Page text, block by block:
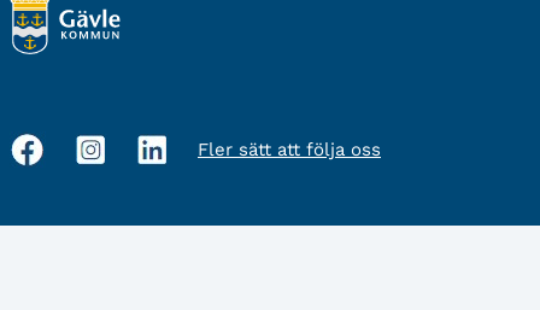
Sociala
Fler sätt att följa oss